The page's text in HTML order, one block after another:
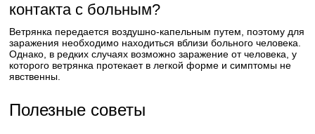
контакта с больным?
Ветрянка передается воздушно-капельным путем, поэтому для
заражения необходимо находиться вблизи больного человека.
Однако, в редких случаях возможно заражение от человека, у
которого ветрянка протекает в легкой форме и симптомы не
явственны.
Полезные советы